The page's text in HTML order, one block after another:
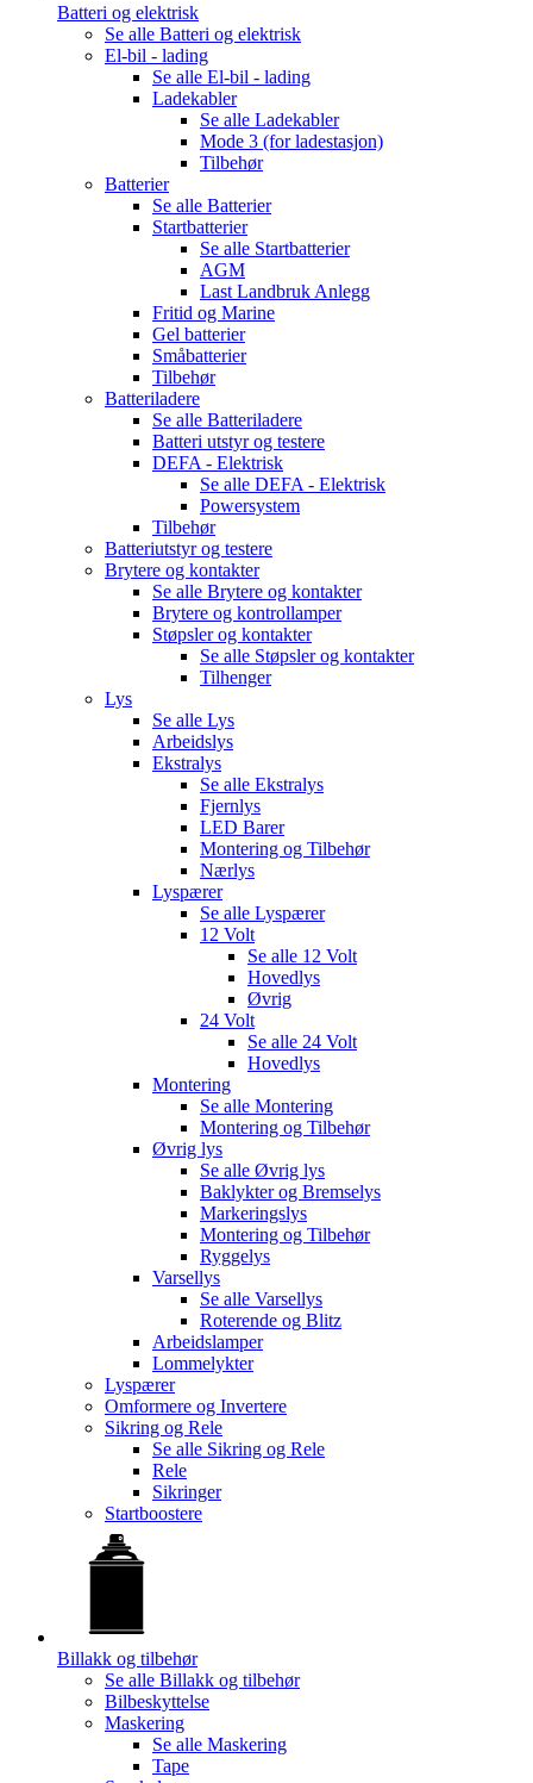
Batteri og elektrisk
Se alle Batteri og elektrisk
El-bil - lading
Se alle El-bil - lading
Ladekabler
Se alle Ladekabler
Mode 3 (for ladestasjon)
Tilbehør
Batterier
Se alle Batterier
Startbatterier
Se alle Startbatterier
AGM
Last Landbruk Anlegg
Fritid og Marine
Gel batterier
Småbatterier
Tilbehør
Batteriladere
Se alle Batteriladere
Batteri utstyr og testere
DEFA - Elektrisk
Se alle DEFA - Elektrisk
Powersystem
Tilbehør
Batteriutstyr og testere
Brytere og kontakter
Se alle Brytere og kontakter
Brytere og kontrollamper
Støpsler og kontakter
Se alle Støpsler og kontakter
Tilhenger
Lys
Se alle Lys
Arbeidslys
Ekstralys
Se alle Ekstralys
Fjernlys
LED Barer
Montering og Tilbehør
Nærlys
Lyspærer
Se alle Lyspærer
12 Volt
Se alle 12 Volt
Hovedlys
Øvrig
24 Volt
Se alle 24 Volt
Hovedlys
Montering
Se alle Montering
Montering og Tilbehør
Øvrig lys
Se alle Øvrig lys
Baklykter og Bremselys
Markeringslys
Montering og Tilbehør
Ryggelys
Varsellys
Se alle Varsellys
Roterende og Blitz
Arbeidslamper
Lommelykter
Lyspærer
Omformere og Invertere
Sikring og Rele
Se alle Sikring og Rele
Rele
Sikringer
Startboostere
Billakk og tilbehør
Se alle Billakk og tilbehør
Bilbeskyttelse
Maskering
Se alle Maskering
Tape